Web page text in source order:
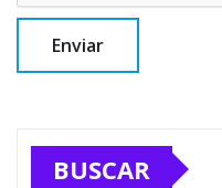
BUSCAR